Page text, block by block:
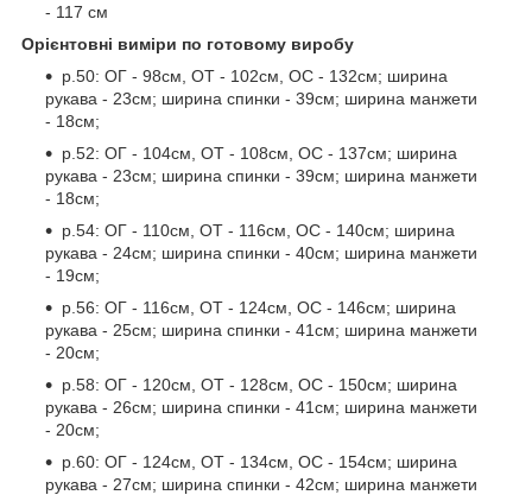
- 117 см
Орієнтовні виміри по готовому виробу
р.50: ОГ - 98см, ОТ - 102см, ОС - 132см; ширина
рукава - 23см; ширина спинки - 39см; ширина манжети
- 18см;
р.52: ОГ - 104см, ОТ - 108см, ОС - 137см; ширина
рукава - 23см; ширина спинки - 39см; ширина манжети
- 18см;
р.54: ОГ - 110см, ОТ - 116см, ОС - 140см; ширина
рукава - 24см; ширина спинки - 40см; ширина манжети
- 19см;
р.56: ОГ - 116см, ОТ - 124см, ОС - 146см; ширина
рукава - 25см; ширина спинки - 41см; ширина манжети
- 20см;
р.58: ОГ - 120см, ОТ - 128см, ОС - 150см; ширина
рукава - 26см; ширина спинки - 41см; ширина манжети
- 20см;
р.60: ОГ - 124см, ОТ - 134см, ОС - 154см; ширина
рукава - 27см; ширина спинки - 42см; ширина манжети